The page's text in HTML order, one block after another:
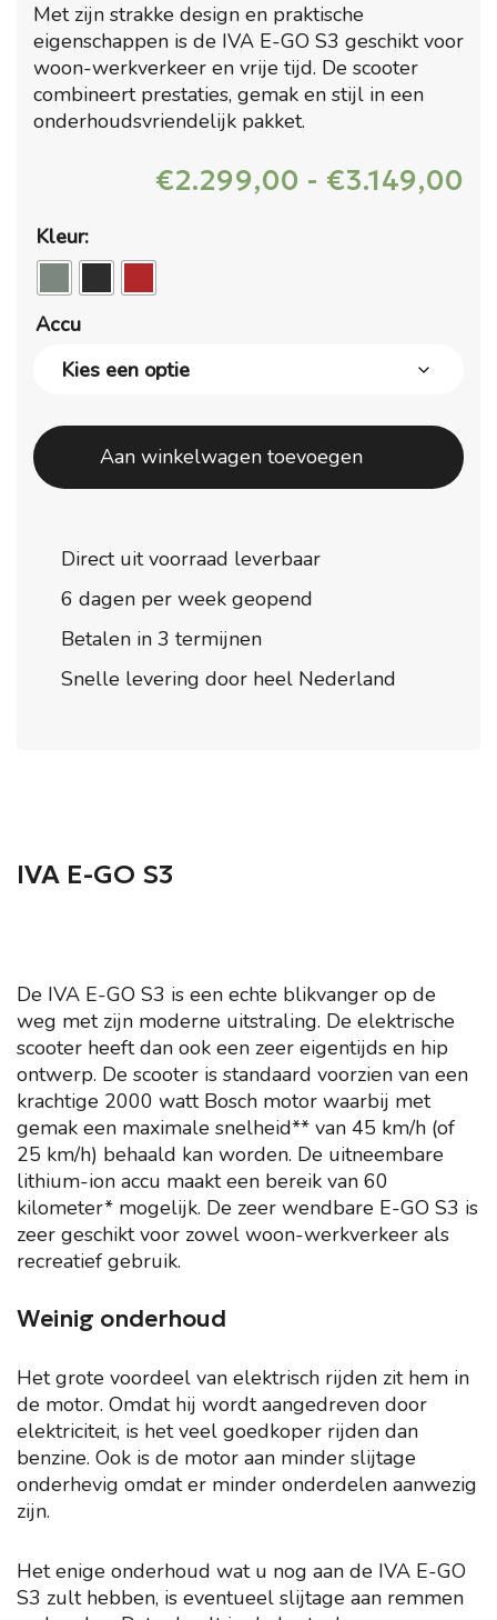
Met zijn strakke design en praktische
eigenschappen is de IVA E-GO S3 geschikt voor
woon-werkverkeer en vrije tijd. De scooter
combineert prestaties, gemak en stijl in een
onderhoudsvriendelijk pakket.
€2.299,00 - €3.149,00
Kleur:
Accu
Aan winkelwagen toevoegen
Direct uit voorraad leverbaar
6 dagen per week geopend
Betalen in 3 termijnen
Snelle levering door heel Nederland
IVA E-GO S3
De IVA E-GO S3 is een echte blikvanger op de
weg met zijn moderne uitstraling. De elektrische
scooter heeft dan ook een zeer eigentijds en hip
ontwerp. De scooter is standaard voorzien van een
krachtige 2000 watt Bosch motor waarbij met
gemak een maximale snelheid** van 45 km/h (of
25 km/h) behaald kan worden. De uitneembare
lithium-ion accu maakt een bereik van 60
kilometer* mogelijk. De zeer wendbare E-GO S3 is
zeer geschikt voor zowel woon-werkverkeer als
recreatief gebruik.
Weinig onderhoud
Het grote voordeel van elektrisch rijden zit hem in
de motor. Omdat hij wordt aangedreven door
elektriciteit, is het veel goedkoper rijden dan
benzine. Ook is de motor aan minder slijtage
onderhevig omdat er minder onderdelen aanwezig
zijn.
Het enige onderhoud wat u nog aan de IVA E-GO
S3 zult hebben, is eventueel slijtage aan remmen